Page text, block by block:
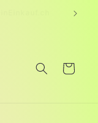
Cart